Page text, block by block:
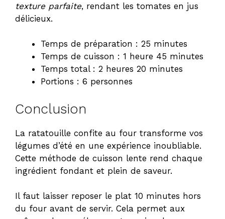
texture parfaite, rendant les tomates en jus
délicieux.
Temps de préparation : 25 minutes
Temps de cuisson : 1 heure 45 minutes
Temps total : 2 heures 20 minutes
Portions : 6 personnes
Conclusion
La ratatouille confite au four transforme vos
légumes d’été en une expérience inoubliable.
Cette méthode de cuisson lente rend chaque
ingrédient fondant et plein de saveur.
Il faut laisser reposer le plat 10 minutes hors
du four avant de servir. Cela permet aux